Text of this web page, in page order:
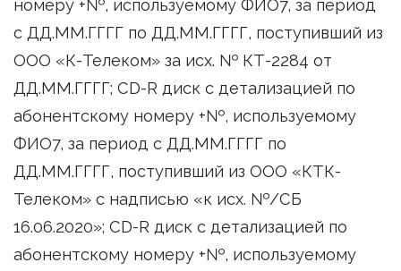
номеру +№, используемому ФИО7, за период
с ДД.ММ.ГГГГ по ДД.ММ.ГГГГ, поступивший из
ООО «К-Телеком» за исх. № КТ-2284 от
ДД.ММ.ГГГГ; CD-R диск с детализацией по
абонентскому номеру +№, используемому
ФИО7, за период с ДД.ММ.ГГГГ по
ДД.ММ.ГГГГ, поступивший из ООО «КТК-
Телеком» с надписью «к исх. №/СБ
16.06.2020»; CD-R диск с детализацией по
абонентскому номеру +№, используемому